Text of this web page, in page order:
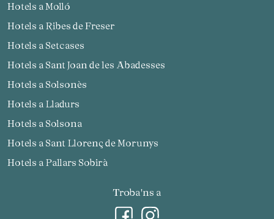
Hotels a Molló
Hotels a Ribes de Freser
Hotels a Setcases
Hotels a Sant Joan de les Abadesses
Hotels a Solsonès
Hotels a Lladurs
Hotels a Solsona
Hotels a Sant Llorenç de Morunys
Hotels a Pallars Sobirà
Troba'ns a